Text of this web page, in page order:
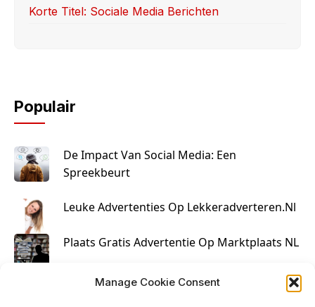
Manage Cookie Consent
Korte Titel: Sociale Media Berichten
Populair
De Impact Van Social Media: Een
Spreekbeurt
Leuke Advertenties Op Lekkeradverteren.nl
Plaats Gratis Advertentie Op Marktplaats NL
Kruisbestuiving Voor Succesvolle Marketing